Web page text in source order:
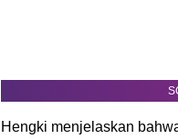
Hengki menjelaskan